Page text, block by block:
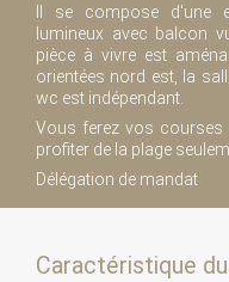
Il se compose d'une
lumineux avec balcon
pièce à vivre est
orientées nord est, la
wc est indépendant.
Vous ferez vos courses
profiter de la plage
Délégation de mandat
Caractéristique